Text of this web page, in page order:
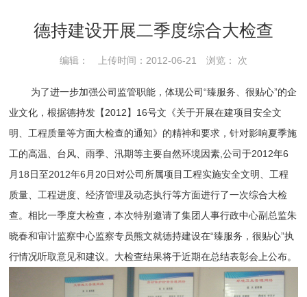
德持建设开展二季度综合大检查
编辑： 上传时间：2012-06-21 浏览： 次
为了进一步加强公司监管职能，体现公司“臻服务、很贴心”的企
业文化，根据德持发【2012】16号文《关于开展在建项目安全文
明、工程质量等方面大检查的通知》的精神和要求，针对影响夏季施
工的高温、台风、雨季、汛期等主要自然环境因素,公司于2012年6
月18日至2012年6月20日对公司所属项目工程实施安全文明、工程
质量、工程进度、经济管理及动态执行等方面进行了一次综合大检
查。相比一季度大检查，本次特别邀请了集团人事行政中心副总监朱
晓春和审计监察中心监察专员熊文就德持建设在“臻服务，很贴心”执
行情况听取意见和建议。大检查结果将于近期在总结表彰会上公布。